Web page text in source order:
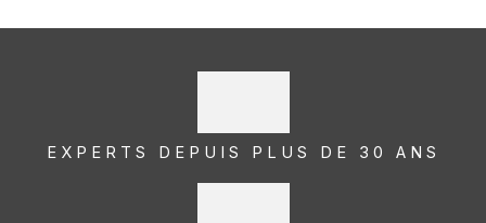
EXPERTS DEPUIS PLUS DE 30 ANS